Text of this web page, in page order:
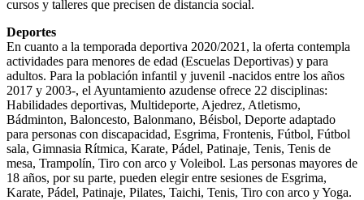
cursos y talleres que precisen de distancia social.
Deportes
En cuanto a la temporada deportiva 2020/2021, la oferta contempla
actividades para menores de edad (Escuelas Deportivas) y para
adultos. Para la población infantil y juvenil -nacidos entre los años
2017 y 2003-, el Ayuntamiento azudense ofrece 22 disciplinas:
Habilidades deportivas, Multideporte, Ajedrez, Atletismo,
Bádminton, Baloncesto, Balonmano, Béisbol, Deporte adaptado
para personas con discapacidad, Esgrima, Frontenis, Fútbol, Fútbol
sala, Gimnasia Rítmica, Karate, Pádel, Patinaje, Tenis, Tenis de
mesa, Trampolín, Tiro con arco y Voleibol. Las personas mayores de
18 años, por su parte, pueden elegir entre sesiones de Esgrima,
Karate, Pádel, Patinaje, Pilates, Taichi, Tenis, Tiro con arco y Yoga.